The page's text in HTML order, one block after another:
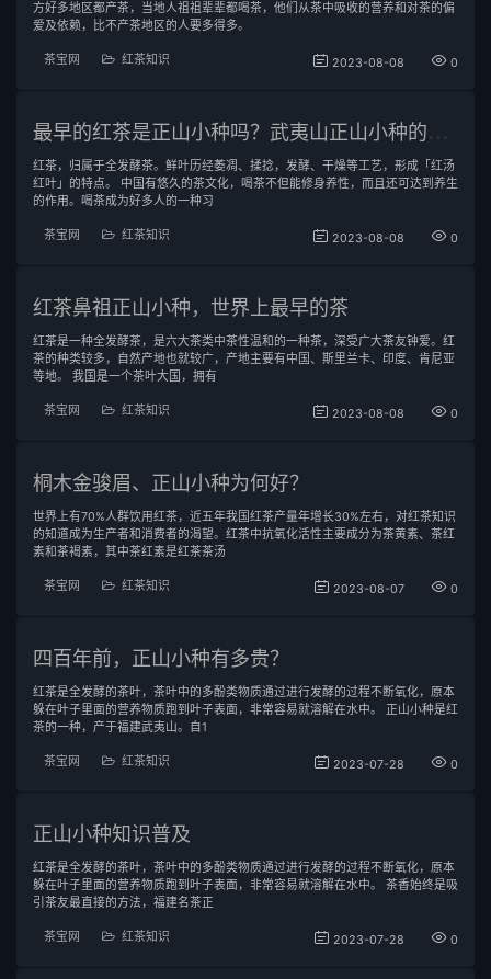
方好多地区都产茶，当地人祖祖辈辈都喝茶，他们从茶中吸收的营养和对茶的偏
爱及依赖，比不产茶地区的人要多得多。
茶宝网 红茶知识 2023-08-08 0
最
早的红茶是正山小种吗？武夷山正山小种的来历
红茶，归属于全发酵茶。鲜叶历经萎凋、揉捻，发酵、干燥等工艺，形成「红汤
红叶」的特点。 中国有悠久的茶文化，喝茶不但能修身养性，而且还可达到养生
的作用。喝茶成为好多人的一种习
茶宝网 红茶知识 2023-08-08 0
红茶鼻祖正山小种，世界上最早的茶
红茶是一种全发酵茶，是六大茶类中茶性温和的一种茶，深受广大茶友钟爱。红
茶的种类较多，自然产地也就较广，产地主要有中国、斯里兰卡、印度、肯尼亚
等地。 我国是一个茶叶大国，拥有
茶宝网 红茶知识 2023-08-08 0
桐木金骏眉、正山小种为何好？
世界上有70%人群饮用红茶，近五年我国红茶产量年增长30%左右，对红茶知识
的知道成为生产者和消费者的渴望。红茶中抗氧化活性主要成分为茶黄素、茶红
素和茶褐素，其中茶红素是红茶茶汤
茶宝网 红茶知识 2023-08-07 0
四百年前，正山小种有多贵？
红茶是全发酵的茶叶，茶叶中的多酚类物质通过进行发酵的过程不断氧化，原本
躲在叶子里面的营养物质跑到叶子表面，非常容易就溶解在水中。 正山小种是红
茶的一种，产于福建武夷山。自1
茶宝网 红茶知识 2023-07-28 0
正山小种知识普及
红茶是全发酵的茶叶，茶叶中的多酚类物质通过进行发酵的过程不断氧化，原本
躲在叶子里面的营养物质跑到叶子表面，非常容易就溶解在水中。 茶香始终是吸
引茶友最直接的方法，福建名茶正
茶宝网 红茶知识 2023-07-28 0